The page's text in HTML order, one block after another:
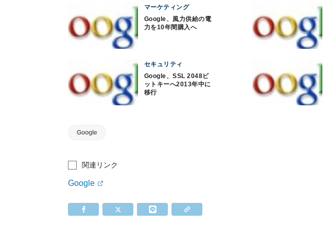
マーケティング
Google、風力供給の電
力を10年間購入へ
セキュリティ
Google、SSL 2048ビ
ットキーへ2013年中に
移行
Google
関連リンク
Google